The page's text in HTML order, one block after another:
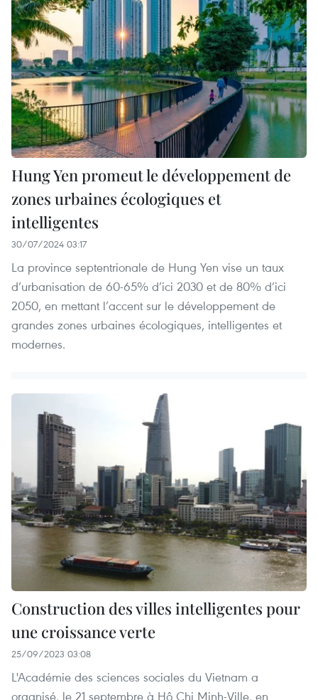
Hung Yen promeut le développement de
zones urbaines écologiques et
intelligentes
30/07/2024 03:17
La province septentrionale de Hung Yen vise un taux
d’urbanisation de 60-65% d’ici 2030 et de 80% d’ici
2050, en mettant l’accent sur le développement de
grandes zones urbaines écologiques, intelligentes et
modernes.
Construction des villes intelligentes pour
une croissance verte
25/09/2023 03:08
L'Académie des sciences sociales du Vietnam a
organisé, le 21 septembre à Hô Chi Minh-Ville, en